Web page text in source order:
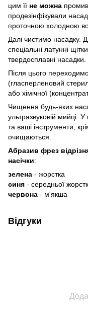
цим її не можна
продезінфікували
проточною холодною
Далі чистимо насадку.
спеціальні латунні
твердосплавні насадки.
Після цього
(гласперленовий
або хімічної
Чищення будь-яких
ультразвуковій мийці. У
та ваші інструменти,
очищаються.
Абразив фрез
насічки:
зелена - жорстка
синя - середньої
червона - м'якша
Відгуки